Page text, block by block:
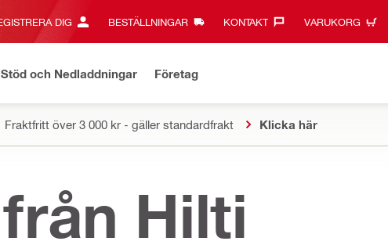
DIG BESTÄLLNINGAR KONTAKT‎ VARUKORG
Stöd och Nedladdningar Företag
Fraktfritt över 3 000 kr - gäller standardfrakt Klicka här
Hilti